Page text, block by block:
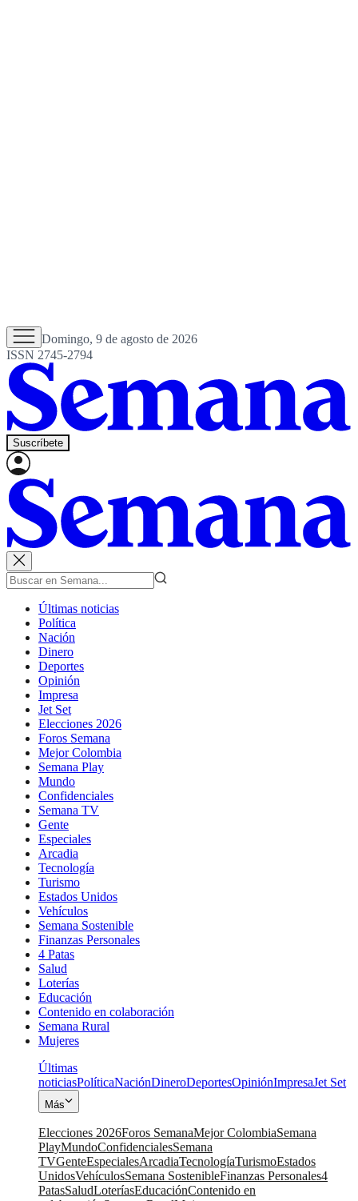
Domingo, 9 de agosto de 2026
ISSN 2745-2794
Suscríbete
Últimas noticias
Política
Nación
Dinero
Deportes
Opinión
Impresa
Jet Set
Elecciones 2026
Foros Semana
Mejor Colombia
Semana Play
Mundo
Confidenciales
Semana TV
Gente
Especiales
Arcadia
Tecnología
Turismo
Estados Unidos
Vehículos
Semana Sostenible
Finanzas Personales
4 Patas
Salud
Loterías
Educación
Contenido en colaboración
Semana Rural
Mujeres
Últimas
noticiasPolíticaNaciónDineroDeportesOpiniónImpresaJet Set
Más
Elecciones 2026Foros SemanaMejor ColombiaSemana
PlayMundoConfidencialesSemana
TVGenteEspecialesArcadiaTecnologíaTurismoEstados
UnidosVehículosSemana SostenibleFinanzas Personales4
PatasSaludLoteríasEducaciónContenido en